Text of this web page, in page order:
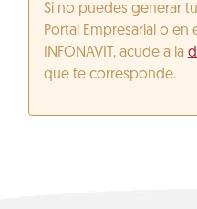
Si no puedes generar
Portal Empresarial o en
INFONAVIT, acude a la
que te corresponde.